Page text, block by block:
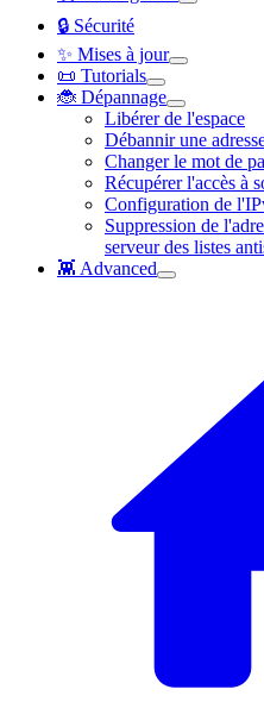
🔒 Sécurité
✨ Mises à jour
📜 Tutorials
🐞 Dépannage
Libérer de l'espace
Débannir une
Changer le mot de
Récupérer l'accès à
Configuration de
Suppression de
serveur des listes
👾 Advanced